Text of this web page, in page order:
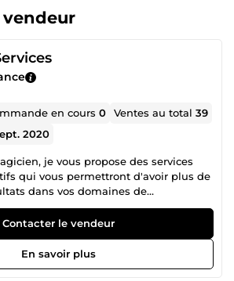
en cours0 Ventes au total39
2020
je vous propose des services
qui vous permettront d'avoir plus de
dans vos domaines de
Spécialisé en branding,
et prospects et en génération de
je mettrai mon expertise à votre
Contacter le vendeur
En savoir plus